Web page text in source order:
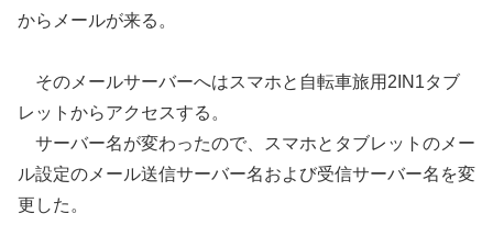
からメールが来る。
そのメールサーバーへはスマホと自転車旅用2IN1タブ
レットからアクセスする。
サーバー名が変わったので、スマホとタブレットのメー
ル設定のメール送信サーバー名および受信サーバー名を変
更した。